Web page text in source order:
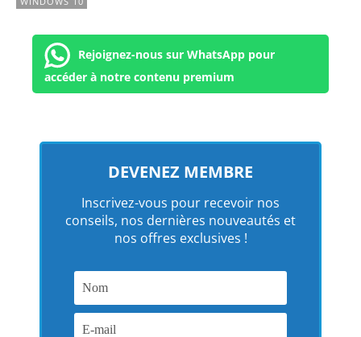
Rejoignez-nous sur WhatsApp pour
accéder à notre contenu premium
DEVENEZ MEMBRE
Inscrivez-vous pour recevoir nos
conseils, nos dernières nouveautés et
nos offres exclusives !